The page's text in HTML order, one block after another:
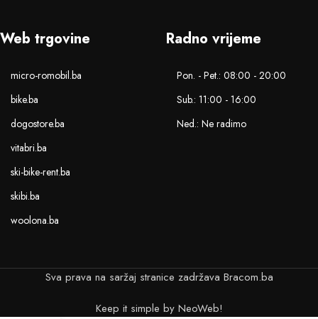
Web trgovine
micro-romobil.ba
bike.ba
dogostore.ba
vitabri.ba
ski-bike-rent.ba
skibi.ba
woolona.ba
Radno vrijeme
Pon. - Pet.: 08:00 - 20:00
Sub.: 11:00 - 16:00
Ned.: Ne radimo
Sva prava na saržaj stranice zadržava Bracom.ba
Keep it simple by NeoWeb!